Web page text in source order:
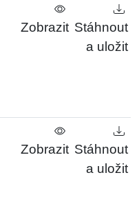
Zobrazit Stáhnout
a uložit
Zobrazit Stáhnout
a uložit